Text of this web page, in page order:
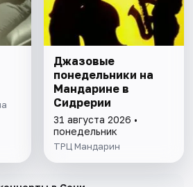
Джазовые
понедельники на
Мандарине в
Сидрерии
31 августа 2026 •
понедельник
ТРЦ Мандарин